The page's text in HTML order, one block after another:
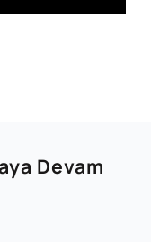
Devam